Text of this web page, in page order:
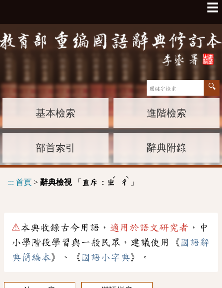
☰
基本檢索 進階檢索
部首索引 辭典附錄
::: 首頁 > 辭典檢視「 直斥 : ㄓ
ˊ
ㄔ
ˋ
」
⚠本典收錄古今用語， 適用於語文研究者 ，中
小學階段學習與一般民眾，建議使用《 國語辭
典簡編本》、《 國語小字典》。